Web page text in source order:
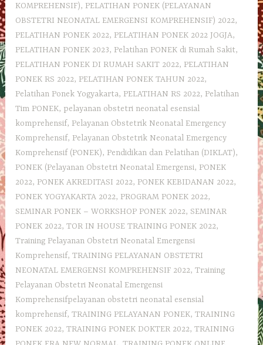
KOMPREHENSIF), PELATIHAN PONEK (PELAYANAN
OBSTETRI NEONATAL EMERGENSI KOMPREHENSIF) 2022,
PELATIHAN PONEK 2022, PELATIHAN PONEK 2022 JOGJA,
PELATIHAN PONEK 2023, Pelatihan PONEK di Rumah Sakit,
PELATIHAN PONEK DI RUMAH SAKIT 2022, PELATIHAN
PONEK RS 2022, PELATIHAN PONEK TAHUN 2022,
Pelatihan Ponek Yogyakarta, PELATIHAN RS 2022, Pelatihan
Tim PONEK, pelayanan obstetri neonatal esensial
komprehensif, Pelayanan Obstetrik Neonatal Emergency
Komprehensif, Pelayanan Obstetrik Neonatal Emergency
Komprehensif (PONEK), Pendidikan dan Pelatihan (DIKLAT),
PONEK (Pelayanan Obstetri Neonatal Emergensi, PONEK
2022, PONEK AKREDITASI 2022, PONEK KEBIDANAN 2022,
PONEK YOGYAKARTA 2022, PROGRAM PONEK 2022,
SEMINAR PONEK – WORKSHOP PONEK 2022, SEMINAR
PONEK 2022,TOR IN HOUSE TRAINING PONEK 2022,
Training Pelayanan Obstetri Neonatal Emergensi
Komprehensif,TRAINING PELAYANAN OBSTETRI
NEONATAL EMERGENSI KOMPREHENSIF 2022,Training
Pelayanan Obstetri Neonatal Emergensi
Komprehensifpelayanan obstetri neonatal esensial
komprehensif,TRAINING PELAYANAN PONEK,TRAINING
PONEK 2022,TRAINING PONEK DOKTER 2022,TRAINING